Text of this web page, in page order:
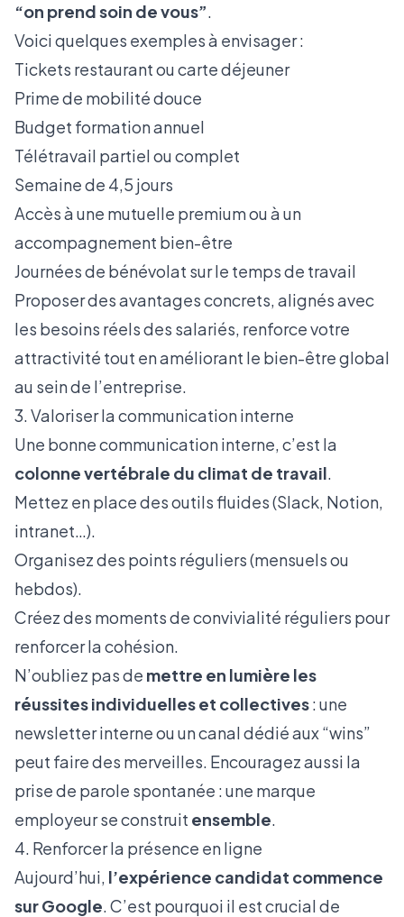
“on prend soin de vous”.
Voici quelques exemples à envisager :
Tickets restaurant ou carte déjeuner
Prime de mobilité douce
Budget formation annuel
Télétravail partiel ou complet
Semaine de 4,5 jours
Accès à une mutuelle premium ou à un
accompagnement bien-être
Journées de bénévolat sur le temps de travail
Proposer des avantages concrets, alignés avec
les besoins réels des salariés, renforce votre
attractivité tout en améliorant le bien-être global
au sein de l’entreprise.
3. Valoriser la communication interne
Une bonne communication interne, c’est la
colonne vertébrale du climat de travail.
Mettez en place des outils fluides (Slack, Notion,
intranet…).
Organisez des points réguliers (mensuels ou
hebdos).
Créez des moments de convivialité réguliers pour
renforcer la cohésion.
N’oubliez pas de mettre en lumière les
réussites individuelles et collectives: une
newsletter interne ou un canal dédié aux “wins”
peut faire des merveilles. Encouragez aussi la
prise de parole spontanée : une marque
employeur se construit ensemble.
4. Renforcer la présence en ligne
Aujourd’hui, l’expérience candidat commence
sur Google. C’est pourquoi il est crucial de